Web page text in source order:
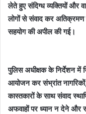
लेते हुए संदिग्ध व्यक्तियों और
लोगों से संवाद कर अतिक्रमण
सहयोग की अपील की गई।
पुलिस अधीक्षक के निर्देशन में
आयोजन कर संभ्रांत
कास्तकारों के साथ संवाद
अफवाहों पर ध्यान न देने और